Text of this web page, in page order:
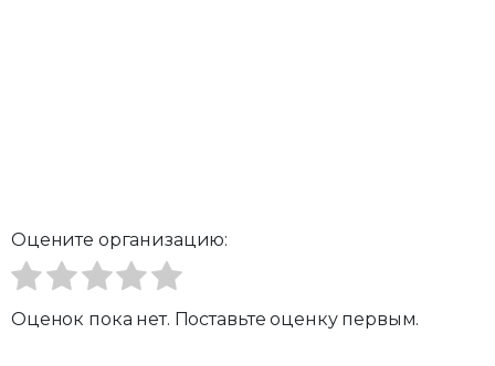
Оцените организацию:
Оценок пока нет. Поставьте оценку первым.